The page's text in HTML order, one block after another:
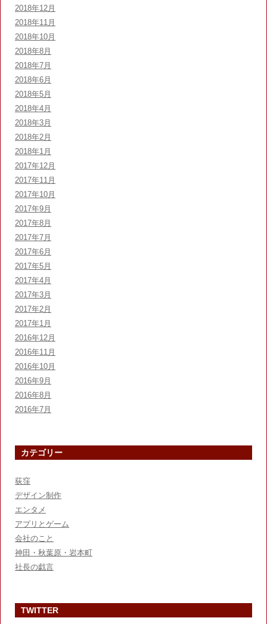
2018年12月
2018年11月
2018年10月
2018年8月
2018年7月
2018年6月
2018年5月
2018年4月
2018年3月
2018年2月
2018年1月
2017年12月
2017年11月
2017年10月
2017年9月
2017年8月
2017年7月
2017年6月
2017年5月
2017年4月
2017年3月
2017年2月
2017年1月
2016年12月
2016年11月
2016年10月
2016年9月
2016年8月
2016年7月
カテゴリー
荻窪
デザイン制作
エンタメ
アプリとゲーム
会社のこと
神田・秋葉原・岩本町
社長の戯言
TWITTER